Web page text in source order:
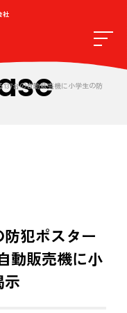
台の自動販売機に小学生の防
犯ポスター
動販売機に小
示